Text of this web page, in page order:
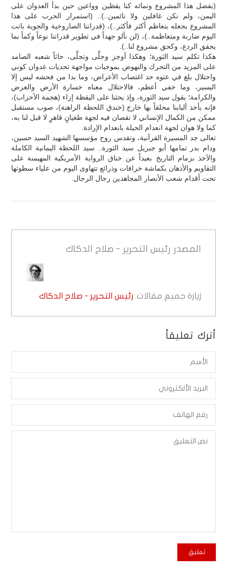
(بفضل هذا المشروع ونمائه كنا يقظين وواعين حين بدأ العدوان على
اليمن، ولم نكن غافلين ولا نائمين..).. (استمرار الحرب على هذا
المشروع يجعله يتعاظم أكثر فأكثر..)، (قدراتنا الصاروخية والجوية باتت
اليوم ضاربة ومتعاظمة..)، (لن نألو جهداً في تطوير قدراتنا نوعاً وكماً بما
يحقق الردع، وكحق مشروع لنا..).
هكذا تكلم سيد الثورة؛ وهكذا أوجز وجلَّى وتجلَّى، حاثاً شعبه الصامد
على المزيد من التحرك والنهوض بموجبات مواجهة تحديات عدوان كوني
واحتلال بلغ في عتوه حد اغتصاب الأعراض، وما بدا من فحشه ليس إلا
اليسير، وما خفي أعظم، فالاحتلال معناه خسارة الأرض والعرض
والكرامة؛ يقول سيد الثورة، وإذ يحثنا على اليقظة إزاء (هجمة الأحزاب)،
فإنه يأخذ ألبابنا محلقاً بها خارج (خندق اللحظة الراهنة)، صوب مستقبل
ممكن من الكمال الإنساني لا نقصان فيه لجهة طغيانٍ قاهرٍ لا قبل لنا به،
كما ولا هوان لجهة انعدام الحيلة بانعدام الإرادة.
تعالى جد المسيرة القرآنية، وتقدس روح مؤسسها الشهيد السيد حسين،
ودام بدر تمامها أبو جبريل سيد الثورة.. سيد اللحظة اليمانية الكاملة
والآخذ بزمام التاريخ بعيداً عن خناق الرواية الأمريكية المهيمنة على
التقاويم والأذهان بكماشة خرافات وذرائع تتهاوى اليوم من علياء سطوتها
تحت أقدام شعب الأنصار المجاهدين رجال الرجال.
المصدر رئيس التحرير - صلاح الدكاك
زيارة جميع مقالات: رئيس التحرير - صلاح الدكاك
أترك تعليقاً